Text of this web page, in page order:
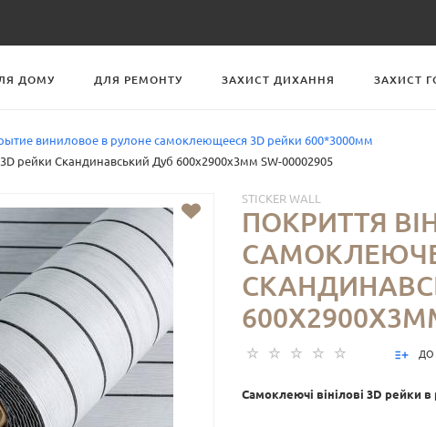
ДОМУ ДЛЯ РЕМОНТУ ЗАХИСТ ДИХАННЯ ЗАХИСТ
виниловое в рулоне самоклеющееся 3D рейки 600*3000мм
рейки Скандинавський Дуб 600х2900х3мм SW-00002905
STICKER WALL
ПОКРИТТЯ
ДО
Самоклеючі вінілові 3D рейки в